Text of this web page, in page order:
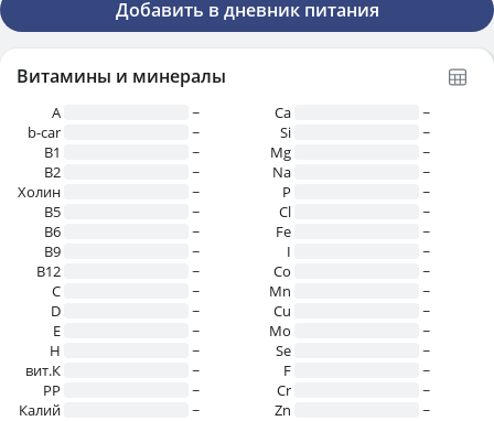
Добавить в дневник питания
Витамины и минералы
A
~
b-car
~
В1
~
B2
~
Холин
~
B5
~
B6
~
B9
~
B12
~
C
~
D
~
E
~
H
~
вит.К
~
PP
~
Калий
~
Ca
~
Si
~
Mg
~
Na
~
P
~
Cl
~
Fe
~
I
~
Co
~
Mn
~
Cu
~
Mo
~
Se
~
F
~
Cr
~
Zn
~